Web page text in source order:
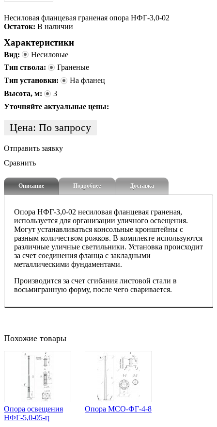
Несиловая фланцевая граненая опора НФГ-3,0-02
Остаток: В наличии
Характеристики
Вид:
Несиловые
Тип ствола:
Граненые
Тип установки:
На фланец
Высота, м:
3
Уточняйте актуальные цены:
Цена: По запросу
Отправить заявку
Сравнить
Описание Подробнее Доставка
Опора НФГ-3,0-02 несиловая фланцевая граненая,
используется для организации уличного освещения.
Могут устанавливаться консольные кронштейны с
разным количеством рожков. В комплекте используются
различные уличные светильники. Установка происходит
за счет соединения фланца с закладными
металлическими фундаментами.
Производится за счет сгибания листовой стали в
восьмигранную форму, после чего сваривается.
Похожие товары
Опора освещения
НФГ-5,0-05-ц
Опора МCО-ФГ-4-8